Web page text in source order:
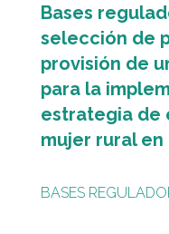
Bases
selección de
provisión de
para la
estrategia de
mujer rural en
BASES